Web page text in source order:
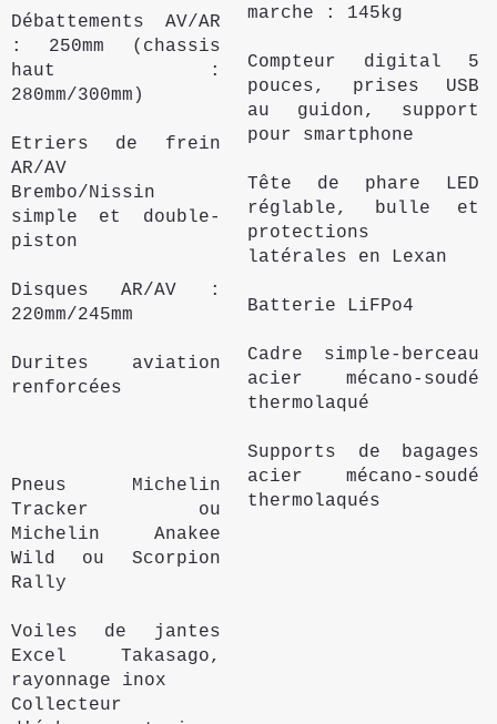
marche : 145kg
Compteur digital 5
pouces, prises USB
au guidon, support
pour smartphone
Tête de phare LED
réglable, bulle et
protections
latérales en Lexan
Batterie LiFPo4
Cadre simple-berceau
acier mécano-soudé
thermolaqué
Supports de bagages
acier mécano-soudé
thermolaqués
Débattements AV/AR
: 250mm (chassis
haut :
280mm/300mm)
Etriers de frein
AR/AV
Brembo/Nissin
simple et double-
piston
Disques AR/AV :
220mm/245mm
Durites aviation
renforcées
Pneus Michelin
Tracker ou
Michelin Anakee
Wild ou Scorpion
Rally
Voiles de jantes
Excel Takasago,
rayonnage inox
Collecteur